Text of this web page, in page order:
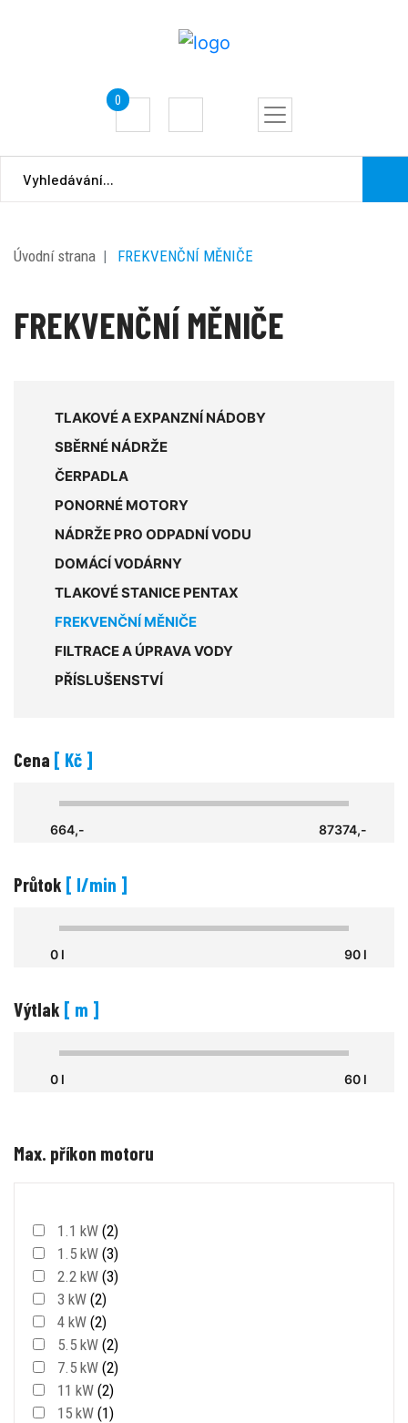
0
Úvodní strana FREKVENČNÍ MĚNIČE
FREKVENČNÍ MĚNIČE
TLAKOVÉ A EXPANZNÍ NÁDOBY
SBĚRNÉ NÁDRŽE
ČERPADLA
PONORNÉ MOTORY
NÁDRŽE PRO ODPADNÍ VODU
DOMÁCÍ VODÁRNY
TLAKOVÉ STANICE PENTAX
FREKVENČNÍ MĚNIČE
FILTRACE A ÚPRAVA VODY
PŘÍSLUŠENSTVÍ
Cena [ Kč ]
664,- 87374,-
Průtok [ l/min ]
0 l 90 l
Výtlak [ m ]
0 l 60 l
Max. příkon motoru
1.1 kW (2)
1.5 kW (3)
2.2 kW (3)
3 kW (2)
4 kW (2)
5.5 kW (2)
7.5 kW (2)
11 kW (2)
15 kW (1)